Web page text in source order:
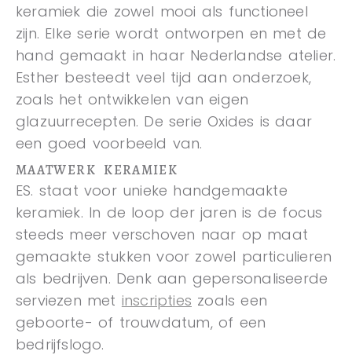
keramiek die zowel mooi als functioneel
zijn. Elke serie wordt ontworpen en met de
hand gemaakt in haar Nederlandse atelier.
Esther besteedt veel tijd aan onderzoek,
zoals het ontwikkelen van eigen
glazuurrecepten. De serie Oxides is daar
een goed voorbeeld van.
MAATWERK KERAMIEK
ES. staat voor unieke handgemaakte
keramiek. In de loop der jaren is de focus
steeds meer verschoven naar op maat
gemaakte stukken voor zowel particulieren
als bedrijven. Denk aan gepersonaliseerde
serviezen met inscripties zoals een
geboorte- of trouwdatum, of een
bedrijfslogo.